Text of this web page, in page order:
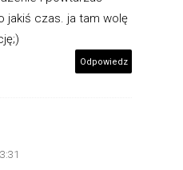
jakiś czas. ja tam wolę
Odpowiedz